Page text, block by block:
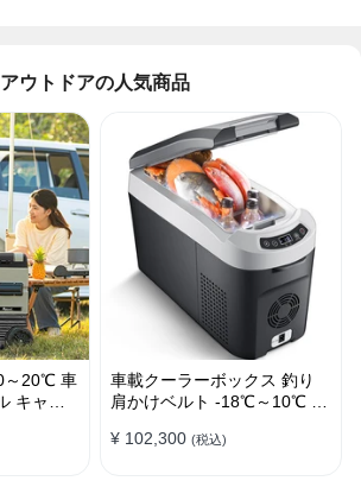
アウトドアの人気商品
車載クーラーボックス 釣り
肩かけベルト -18℃～10℃ 冷
庭用
¥ 102,300 (税込)